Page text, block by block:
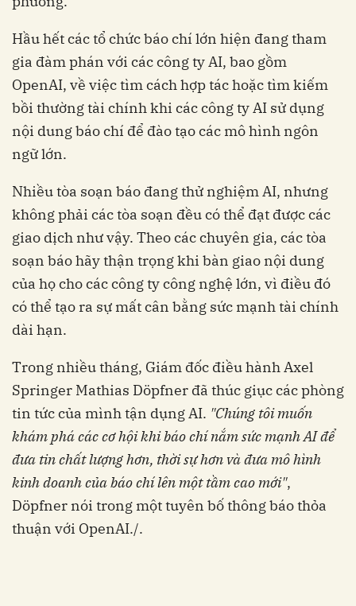
Hầu hết các tổ chức báo chí lớn hiện đang tham
gia đàm phán với các công ty AI, bao gồm
OpenAI, về việc tìm cách hợp tác hoặc tìm kiếm
bồi thường tài chính khi các công ty AI sử dụng
nội dung báo chí để đào tạo các mô hình ngôn
ngữ lớn.
Nhiều tòa soạn báo đang thử nghiệm AI, nhưng
không phải các tòa soạn đều có thể đạt được các
giao dịch như vậy. Theo các chuyên gia, các tòa
soạn báo hãy thận trọng khi bàn giao nội dung
của họ cho các công ty công nghệ lớn, vì điều đó
có thể tạo ra sự mất cân bằng sức mạnh tài chính
dài hạn.
Trong nhiều tháng, Giám đốc điều hành Axel
Springer Mathias Döpfner đã thúc giục các phòng
tin tức của mình tận dụng AI. "Chúng tôi muốn
khám phá các cơ hội khi báo chí nắm sức mạnh AI để
đưa tin chất lượng hơn, thời sự hơn và đưa mô hình
kinh doanh của báo chí lên một tầm cao mới",
Döpfner nói trong một tuyên bố thông báo thỏa
thuận với OpenAI./.